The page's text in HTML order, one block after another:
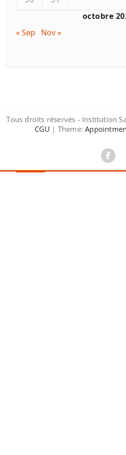
octobre
« Sep Nov »
Tous droits réservés - Institution
CGU | Theme: